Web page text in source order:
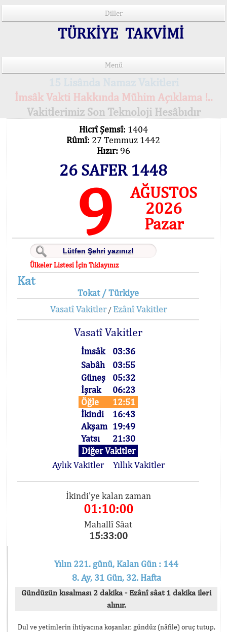
Diller
TÜRKİYE TAKVİMİ
Menü
İmsâk Vakti Hakkında Mühim Açıklama !..
Vakitlerimiz Son Teknoloji Hesâbıdır
Hicrî Şemsî: 1404
Rûmî: 27 Temmuz 1442
Hızır: 96
26 SAFER 1448
9
AĞUSTOS
2026
Pazar
Ülkeler Listesi İçin Tıklayınız
Kat
Tokat / Türkiye
Vasatî Vakitler/ Ezânî Vakitler
Vasatî Vakitler
İmsâk
03:36
Sabâh
03:55
Güneş
05:32
İşrak
06:23
Öğle
12:51
İkindi
16:43
Akşam 19:49
Yatsı
21:30
Diğer Vakitler
Aylık Vakitler
Yıllık Vakitler
İkindi'ye kalan zaman
01:10:00
Mahallî Sâat
15:33:00
Yılın 221. günü, Kalan Gün : 144
8. Ay, 31 Gün, 32. Hafta
Gündüzün kısalması 2 dakika - Ezânî sâat 1 dakika ileri
alınır.
Dul ve yetimlerin ihtiyacına koşanlar, gündüz (nâfile) oruç tutup,